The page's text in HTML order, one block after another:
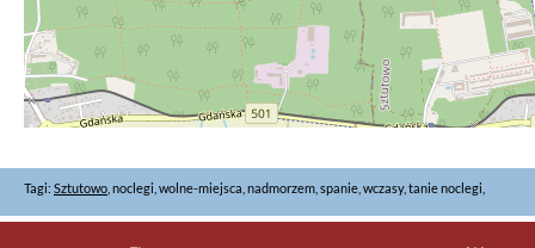
Tagi: Sztutowo , noclegi, wolne-miejsca, nadmorzem, spanie, wczasy, tanie noclegi,